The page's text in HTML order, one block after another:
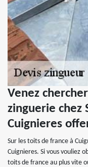
Venez
zinguerie chez
Cuignieres
Sur les toits de france à
Cuignieres. Si vous vouliez
toits de france au plus vite